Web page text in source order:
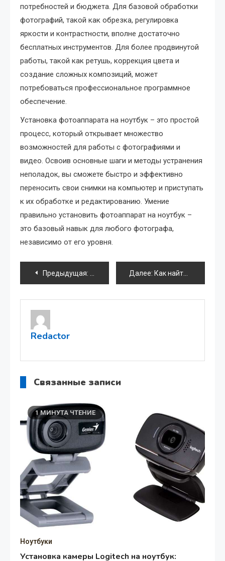
потребностей и бюджета. Для базовой обработки
фотографий, такой как обрезка, регулировка
яркости и контрастности, вполне достаточно
бесплатных инструментов. Для более продвинутой
работы, такой как ретушь, коррекция цвета и
создание сложных композиций, может
потребоваться профессиональное программное
обеспечение.
Установка фотоаппарата на ноутбук – это простой
процесс, который открывает множество
возможностей для работы с фотографиями и
видео. Освоив основные шаги и методы устранения
неполадок, вы сможете быстро и эффективно
переносить свои снимки на компьютер и приступать
к их обработке и редактированию. Умение
правильно установить фотоаппарат на ноутбук –
это базовый навык для любого фотографа,
независимо от его уровня.
Навигация
по
записям
Предыдущая: Как установить 2Гис на ноутбук:
Далее: Как найти идеальные приложения для вашего смартфона
Redactor
Связанные записи
1 МИНУТА ЧТЕНИЕ
Ноутбуки
Установка камеры Logitech на ноутбук: